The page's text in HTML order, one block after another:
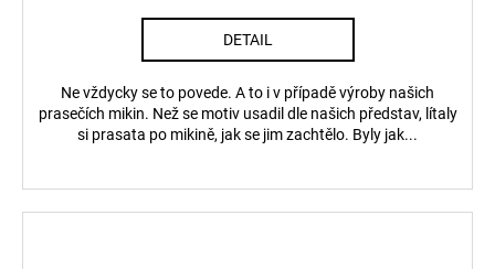
DETAIL
Ne vždycky se to povede. A to i v případě výroby našich
prasečích mikin. Než se motiv usadil dle našich představ, lítaly
si prasata po mikině, jak se jim zachtělo. Byly jak...